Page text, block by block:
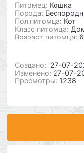
Питомец: Кошка
Порода:
Пол питомца: Кот
Класс питомца:
Возраст питомца:
Cоздано: 27-07-
Изменено: 27-07-
Просмотры: 1238